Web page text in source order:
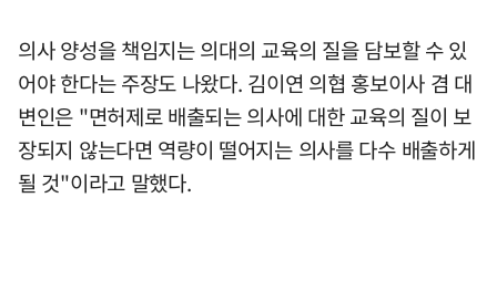
의사 양성을 책임지는 의대의 교육의 질을 담보할 수 있
어야 한다는 주장도 나왔다. 김이연 의협 홍보이사 겸 대
변인은 "면허제로 배출되는 의사에 대한 교육의 질이 보
장되지 않는다면 역량이 떨어지는 의사를 다수 배출하게
될 것"이라고 말했다.